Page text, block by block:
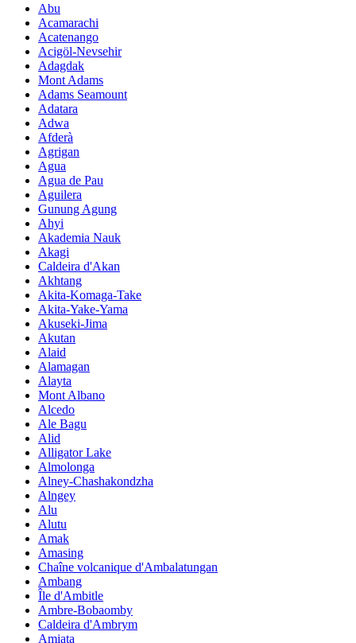
Abu
Acamarachi
Acatenango
Acigöl-Nevsehir
Adagdak
Mont Adams
Adams Seamount
Adatara
Adwa
Afderà
Agrigan
Agua
Agua de Pau
Aguilera
Gunung Agung
Ahyi
Akademia Nauk
Akagi
Caldeira d'Akan
Akhtang
Akita-Komaga-Take
Akita-Yake-Yama
Akuseki-Jima
Akutan
Alaid
Alamagan
Alayta
Mont Albano
Alcedo
Ale Bagu
Alid
Alligator Lake
Almolonga
Alney-Chashakondzha
Alngey
Alu
Alutu
Amak
Amasing
Chaîne volcanique d'Ambalatungan
Ambang
Île d'Ambitle
Ambre-Bobaomby
Caldeira d'Ambrym
Amiata